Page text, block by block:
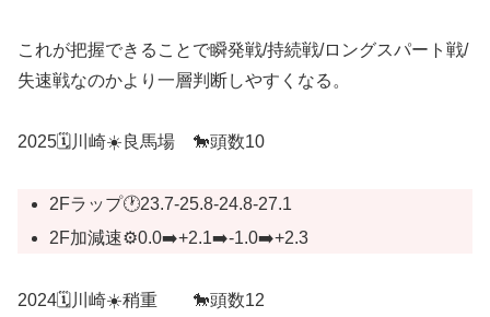
これが把握できることで瞬発戦/持続戦/ロングスパート戦/
失速戦なのかより一層判断しやすくなる。
2025🗓️川崎☀️良馬場 🐎頭数10
2Fラップ🕐23.7-25.8-24.8-27.1
2F加減速⚙️0.0➡️+2.1➡️-1.0➡️+2.3
2024🗓️川崎☀️稍重 🐎頭数12